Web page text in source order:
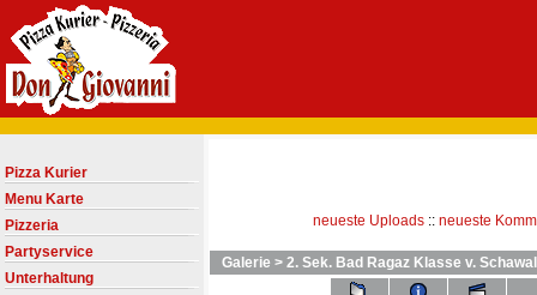
neueste Uploads :: neueste
Galerie > 2. Sek. Bad Ragaz Klasse v.
Pizza Kurier
Menu Karte
Pizzeria
Partyservice
Unterhaltung